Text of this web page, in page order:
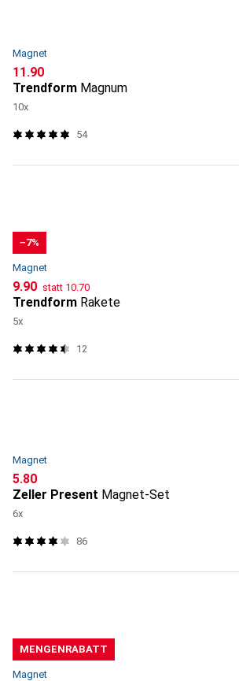
Magnet
CHF
11.90
Trendform Magnum
10x
54
−7%
Magnet
CHF
9.90 statt CHF
10.70
Trendform Rakete
5x
12
Magnet
CHF
5.80
Zeller Present Magnet-Set
6x
86
MENGENRABATT
Magnet